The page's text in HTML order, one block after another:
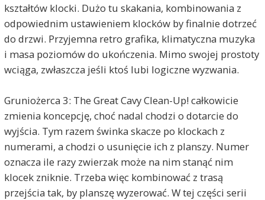
kształtów klocki. Dużo tu skakania, kombinowania z
odpowiednim ustawieniem klocków by finalnie dotrzeć
do drzwi. Przyjemna retro grafika, klimatyczna muzyka
i masa poziomów do ukończenia. Mimo swojej prostoty
wciąga, zwłaszcza jeśli ktoś lubi logiczne wyzwania.
Gruniożerca 3: The Great Cavy Clean-Up! całkowicie
zmienia koncepcję, choć nadal chodzi o dotarcie do
wyjścia. Tym razem świnka skacze po klockach z
numerami, a chodzi o usunięcie ich z planszy. Numer
oznacza ile razy zwierzak może na nim stanąć nim
klocek zniknie. Trzeba więc kombinować z trasą
przejścia tak, by planszę wyzerować. W tej części serii